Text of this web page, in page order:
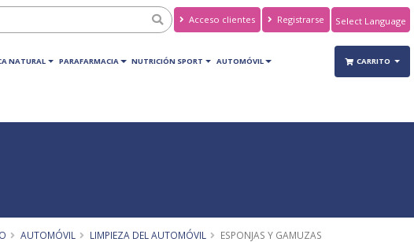
Acceso clientes Registrarse
Translate
NATURAL PARAFARMACIA NUTRICIÓN SPORT AUTOMÓVIL CARRITO
AUTOMÓVIL LIMPIEZA DEL AUTOMÓVIL ESPONJAS Y GAMUZAS